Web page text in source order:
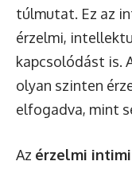
túlmutat. Ez az
érzelmi,
kapcsolódást is.
olyan szinten
elfogadva, mint
Az érzelmi